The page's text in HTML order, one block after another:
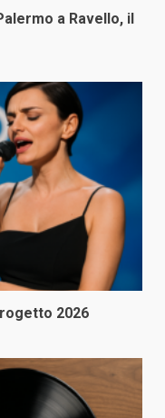
a Ravello, il
2026